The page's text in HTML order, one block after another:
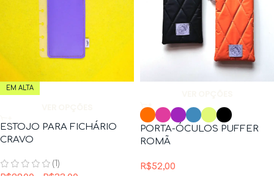
EM ALTA
ESTOJO PARA FICHÁRIO
CRAVO
(1)
PORTA-ÓCULOS PUFFER
ROMÃ
R$52,00